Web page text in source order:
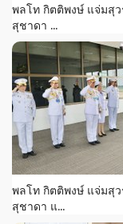
พลโท กิตติพงษ์ แจ่มสุ
สุชาดา ...
พลโท กิตติพงษ์ แจ่มสุ
สุชาดา แ...